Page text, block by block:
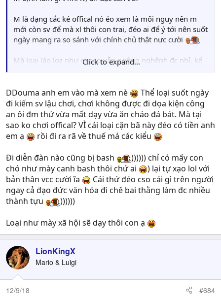
M là dạng cắc ké offical nó éo xem là mối nguy nên m
mới còn sv để mà xl thôi con trai, đéo ai để ý tới nên suốt
ngày mang ra so sánh với chính chủ thật nực cười
Mà loại láo loz như m sao vẫn ngông nghênh đc nhỉ, kể
cũng lạ :v
Đi diễn đàn nào cũng bị bash như con chó, chỉ có đám bợ
đít m là tôn m thôi con ạ, m đang tự xạo loz với chính
bản thân m luôn thì phải.
Click to expand...
DDouma anh em vào mà xem nè
Thể loại suốt ngày
đi kiếm sv lậu chơi, chơi không được đi dọa kiện công
an ôi đm thứ vừa mất dạy vừa ăn cháo đá bát. Mà tại
sao ko chơi offical? VÌ cái loại cặn bã này đéo có tiền anh
em ạ
rồi đi ra rã về thuế má các kiểu
Đi diễn đàn nào cũng bị bash
)))))) chỉ có mấy con
chó như mày canh bash thôi chứ ai
) lại tự xạo lol với
bản thân vcc cười ĩa
Cái thứ đéo cso cái gì trên người
ngay cả đạo đức văn hóa đi chê bai thằng làm đc nhiều
thành tựu
))))))
Loại như mày xã hội sẽ dạy thôi con ạ
LionKingX
Mario & Luigi
12/9/18 #684